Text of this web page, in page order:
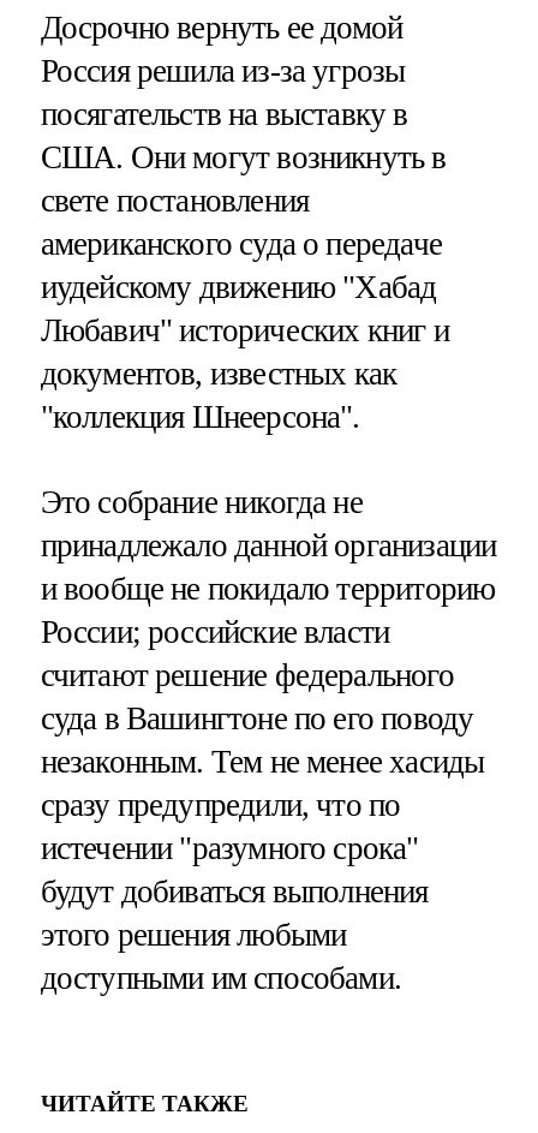
Досрочно вернуть ее домой
Россия решила из-за угрозы
посягательств на выставку в
США. Они могут возникнуть в
свете постановления
американского суда о передаче
иудейскому движению "Хабад
Любавич" исторических книг и
документов, известных как
"коллекция Шнеерсона".
Это собрание никогда не
принадлежало данной организации
и вообще не покидало территорию
России; российские власти
считают решение федерального
суда в Вашингтоне по его поводу
незаконным. Тем не менее хасиды
сразу предупредили, что по
истечении "разумного срока"
будут добиваться выполнения
этого решения любыми
доступными им способами.
ЧИТАЙТЕ ТАКЖЕ